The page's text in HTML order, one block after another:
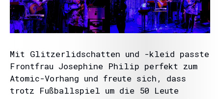
Mit Glitzerlidschatten und -kleid passte
Frontfrau Josephine Philip perfekt zum
Atomic-Vorhang und freute sich, dass
trotz Fußballspiel um die 50 Leute